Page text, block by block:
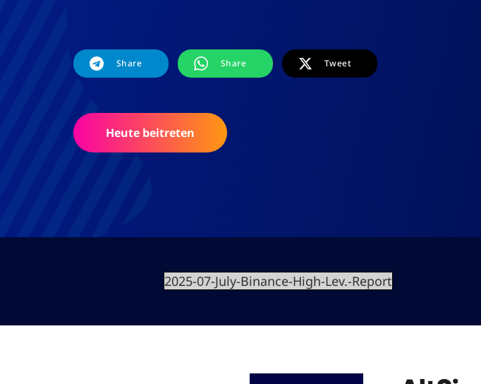
Share Share Tweet
Heute beitreten
2025-07-July-Binance-High-Lev.-Report